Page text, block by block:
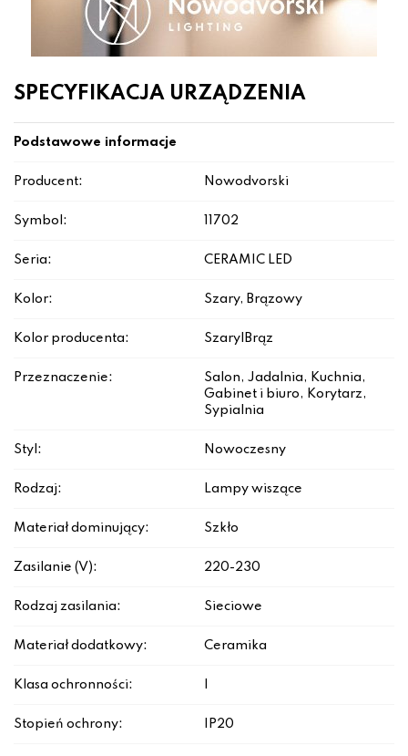
SPECYFIKACJA URZĄDZENIA
Podstawowe informacje
Producent: Nowodvorski
Symbol: 11702
Seria: CERAMIC LED
Kolor: Szary, Brązowy
Kolor producenta: Szary|Brąz
Przeznaczenie:
Salon, Jadalnia, Kuchnia,
Gabinet i biuro, Korytarz,
Sypialnia
Styl: Nowoczesny
Rodzaj: Lampy wiszące
Materiał dominujący: Szkło
Zasilanie (V): 220-230
Rodzaj zasilania: Sieciowe
Materiał dodatkowy: Ceramika
Klasa ochronności:
Stopień ochrony: IP20